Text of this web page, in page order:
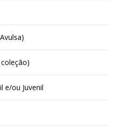
e/ou Juvenil